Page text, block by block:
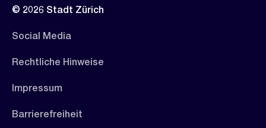
© 2026 Stadt Zürich
Social Media
Rechtliche Hinweise
Impressum
Barrierefreiheit